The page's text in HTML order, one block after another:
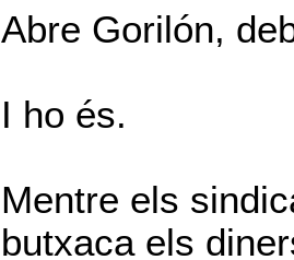
Abre Gorilón,
I ho és.
Mentre els
butxaca els